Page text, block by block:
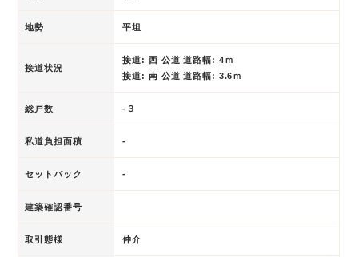
地勢 平坦
接道状況
接道: 西 公道 道路幅: 4ｍ
接道: 南 公道 道路幅: 3.6ｍ
総戸数 -３
私道負担面積 -
セットバック -
建築確認番号
取引態様 仲介